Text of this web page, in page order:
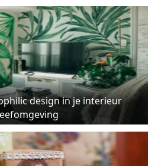
design in je interieur